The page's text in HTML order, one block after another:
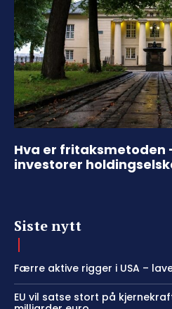
Hva er fritaksmetoden
investorer
Siste nytt
Færre aktive rigger i USA –
EU vil satse stort på